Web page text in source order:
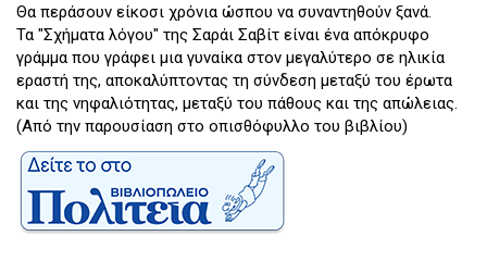
Θα περάσουν είκοσι χρόνια ώσπου να συναντηθούν ξανά.
Τα "Σχήματα λόγου" της Σαράι Σαβίτ είναι ένα απόκρυφο
γράμμα που γράφει μια γυναίκα στον μεγαλύτερο σε ηλικία
εραστή της, αποκαλύπτοντας τη σύνδεση μεταξύ του έρωτα
και της νηφαλιότητας, μεταξύ του πάθους και της απώλειας.
(Από την παρουσίαση στο οπισθόφυλλο του βιβλίου)